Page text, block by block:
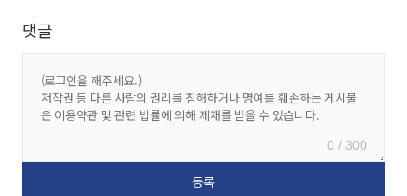
댓글
0 / 300